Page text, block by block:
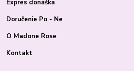
Expres donáška
Doručenie Po - Ne
O Madone Rose
Kontakt